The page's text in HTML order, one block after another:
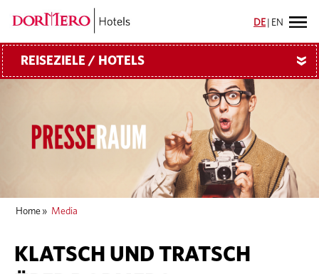
DE EN
REISEZIELE / HOTELS »
Home » Media
KLATSCH UND TRATSCH